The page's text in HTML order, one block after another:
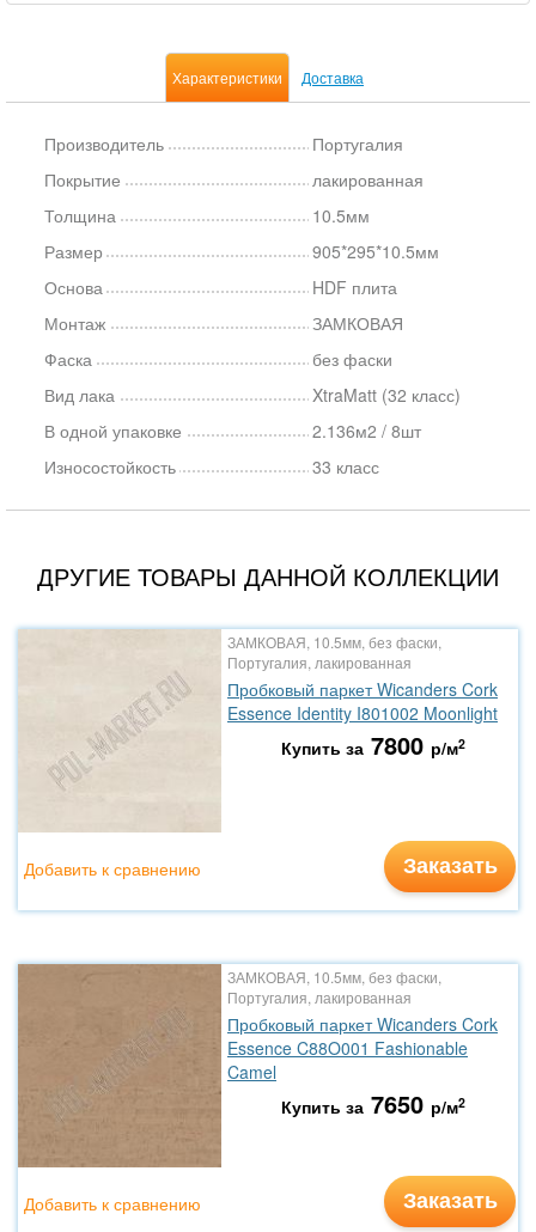
Характеристики Доставка
Производитель
Португалия
Покрытие
лакированная
Толщина
10.5мм
Размер
905*295*10.5мм
Основа
HDF плита
Монтаж
ЗАМКОВАЯ
Фаска
без фаски
Вид лака
XtraMatt (32 класс)
В одной упаковке
2.136м2 / 8шт
Износостойкость
33 класс
ДРУГИЕ ТОВАРЫ ДАННОЙ КОЛЛЕКЦИИ
ЗАМКОВАЯ, 10.5мм, без фаски,
Португалия, лакированная
Пробковый паркет Wicanders Cork
Essence Identity I801002 Moonlight
Купить за 7800 р/м2
Заказать
Добавить к сравнению
ЗАМКОВАЯ, 10.5мм, без фаски,
Португалия, лакированная
Пробковый паркет Wicanders Cork
Essence C88O001 Fashionable
Camel
Купить за 7650 р/м2
Заказать
Добавить к сравнению